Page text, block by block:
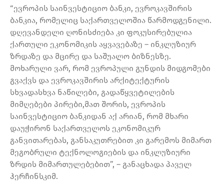
“ევროპის საინვესტიციო ბანკი, ევროკავშირის
ბანკია, რომელიც საქართველოშია წარმოდგენილი.
დღევანდელი ღონისძიება კი ფოკუსირებულია
ქართული ეკონომიკის აყვავებაზე – ინკლუზიურ
ზრდაზე და მცირე და საშუალო ბიზნესზე.
მოხარული ვარ, რომ ევროპული გუნდის მიდგომები
გვაქვს და ევროკავშირის არქიტექტურის
სხვადასხვა ნაწილები, გადაწყვეტილების
მიმღებები პირები,მათ შორის, ევროპის
საინვესტიციო ბანკიდან აქ არიან, რომ მხარი
დაუჭირონ საქართველოს ეკონომიკურ
განვითარებას, განსაკუთრებით კი გარემოს მიმართ
მეგობრული ტექნოლოგიების და ინკლუზიური
ზრდის მიმართულებებით”, – განაცხადა პაველ
ჰერჩინსკიმ.